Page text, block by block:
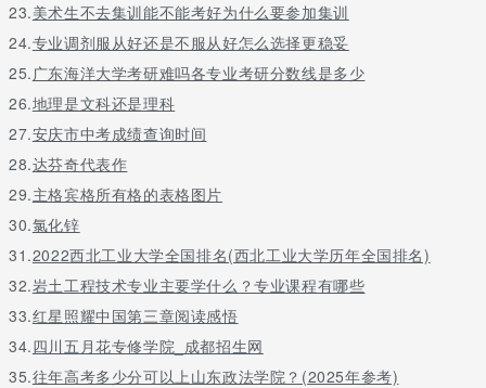
23.美术生不去集训能不能考好为什么要参加集训
24.专业调剂服从好还是不服从好怎么选择更稳妥
25.广东海洋大学考研难吗各专业考研分数线是多少
26.地理是文科还是理科
27.安庆市中考成绩查询时间
28.达芬奇代表作
29.主格宾格所有格的表格图片
30.氯化锌
31.2022西北工业大学全国排名(西北工业大学历年全国排名)
32.岩土工程技术专业主要学什么？专业课程有哪些
33.红星照耀中国第三章阅读感悟
34.四川五月花专修学院_成都招生网
35.往年高考多少分可以上山东政法学院？(2025年参考)